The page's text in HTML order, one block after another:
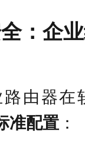
：企
路由器
准配置 ：